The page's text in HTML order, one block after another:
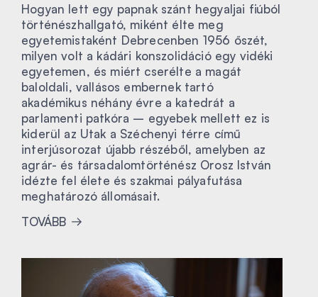
Hogyan lett egy papnak szánt hegyaljai fiúból
történészhallgató, miként élte meg
egyetemistaként Debrecenben 1956 őszét,
milyen volt a kádári konszolidáció egy vidéki
egyetemen, és miért cserélte a magát
baloldali, vallásos embernek tartó
akadémikus néhány évre a katedrát a
parlamenti patkóra – egyebek mellett ez is
kiderül az Utak a Széchenyi térre című
interjúsorozat újabb részéből, amelyben az
agrár- és társadalomtörténész Orosz István
idézte fel élete és szakmai pályafutása
meghatározó állomásait.
TOVÁBB